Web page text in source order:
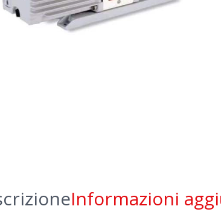
Informazioni